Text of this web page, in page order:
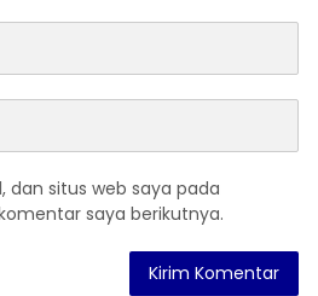
dan situs web saya pada
saya berikutnya.